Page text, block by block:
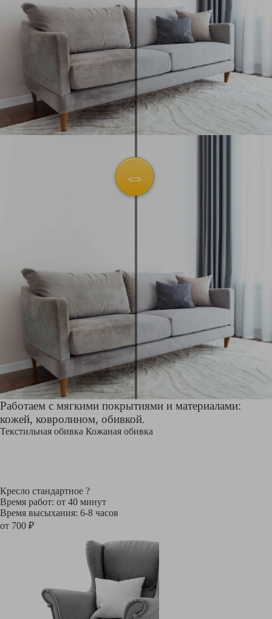
Работаем с мягкими покрытиями и материалами:
кожей, ковролином, обивкой.
Текстильная обивка Кожаная обивка
Кресло стандартное ?
Время работ: от 40 минут
Время высыхания: 6-8 часов
от 700 ₽